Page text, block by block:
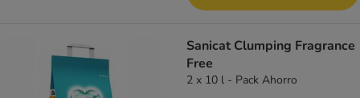
Sanicat Clumping Fragrance
Free
2 x 10 l - Pack Ahorro